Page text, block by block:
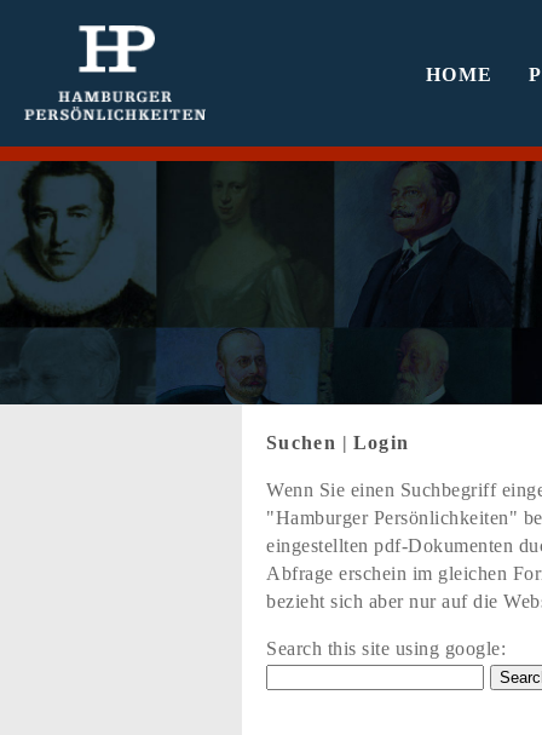
HOME
Suchen | Login
Wenn Sie einen Suchbegriff
"Hamburger Persönlichkeiten"
eingestellten pdf-Dokumenten
Abfrage erschein im gleichen
bezieht sich aber nur auf die
Search this site using google: